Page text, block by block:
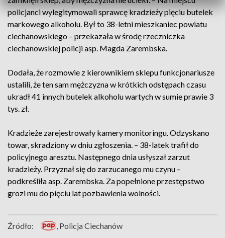
policjanci wylegitymowali sprawcę kradzieży pięciu butelek
markowego alkoholu. Był to 38-letni mieszkaniec powiatu
ciechanowskiego – przekazała w środę rzeczniczka
ciechanowskiej policji asp. Magda Zarembska.
Dodała, że rozmowie z kierownikiem sklepu funkcjonariusze
ustalili, że ten sam mężczyzna w krótkich odstępach czasu
ukradł 41 innych butelek alkoholu wartych w sumie prawie 3
tys. zł.
Kradzieże zarejestrowały kamery monitoringu. Odzyskano
towar, skradziony w dniu zgłoszenia. – 38-latek trafił do
policyjnego aresztu. Następnego dnia usłyszał zarzut
kradzieży. Przyznał się do zarzucanego mu czynu –
podkreśliła asp. Zarembska. Za popełnione przestępstwo
grozi mu do pięciu lat pozbawienia wolności.
Źródło: , Policja Ciechanów